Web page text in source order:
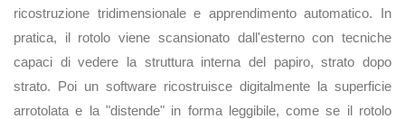
ricostruzione tridimensionale e apprendimento automatico. In
pratica, il rotolo viene scansionato dall'esterno con tecniche
capaci di vedere la struttura interna del papiro, strato dopo
strato. Poi un software ricostruisce digitalmente la superficie
arrotolata e la "distende" in forma leggibile, come se il rotolo